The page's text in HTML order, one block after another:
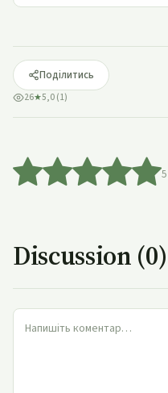
Поділитись
26★5,0 (1)
5
Discussion (0)